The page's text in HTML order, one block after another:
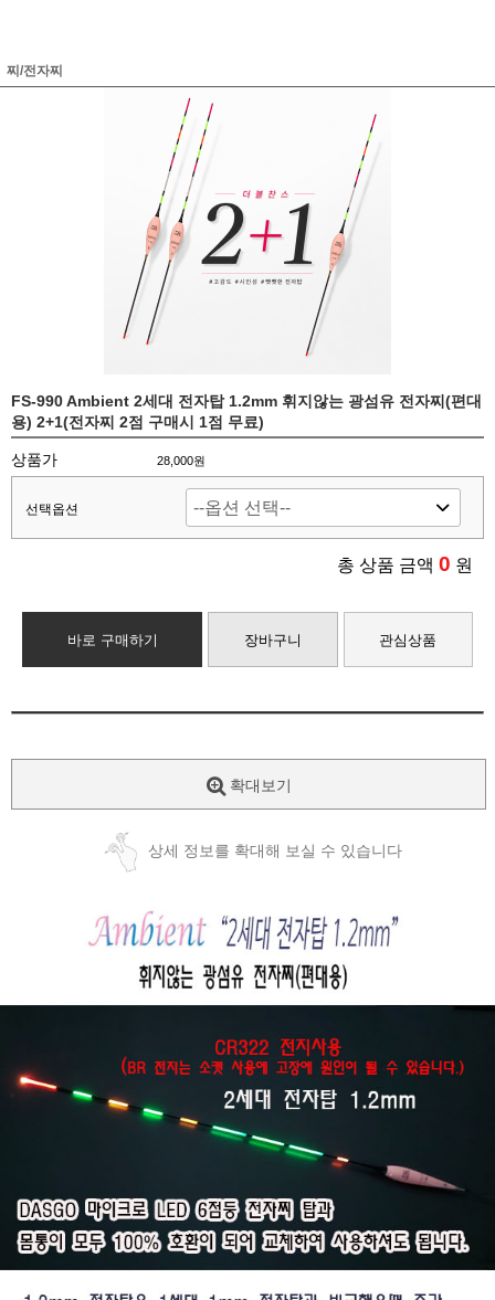
찌/전자찌
FS-990 Ambient 2세대 전자탑 1.2mm 휘지않는 광섬유 전자찌(편대
용) 2+1(전자찌 2점 구매시 1점 무료)
상품가 28,000원
선택옵션
총 상품 금액 0 원
바로 구매하기 장바구니 관심상품
확대보기
상세 정보를 확대해 보실 수 있습니다